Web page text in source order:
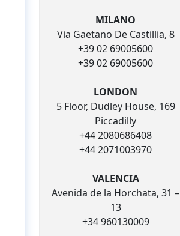
MILANO
Via Gaetano De Castillia, 8
+39 02 69005600
+39 02 69005600
LONDON
5 Floor, Dudley House, 169
Piccadilly
+44 2080686408
+44 2071003970
VALENCIA
Avenida de la Horchata, 31 –
13
+34 960130009